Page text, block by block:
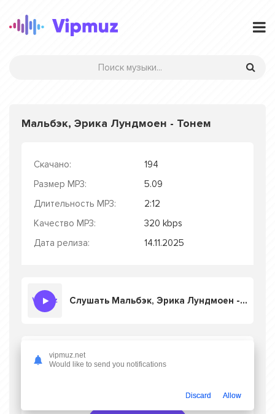
Мальбэк, Эрика Лундмоен - Тонем
Скачано:
194
Размер MP3:
5.09
Длительность MP3:
2:12
Качество MP3:
320 kbps
Дата релиза:
14.11.2025
Слушать Мальбэк, Эрика Лундмоен - Тонем
Скачать песню Мальбэк, Эрика Лундмоен
- Тонемв mp3 или слушать онлайн
vipmuz.net
Would like to send you notifications
Discard Allow